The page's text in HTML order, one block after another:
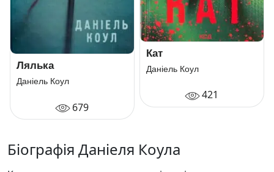
Лялька
Даніель Коул
679
Кат
Даніель Коул
421
Біографія Даніеля Коула